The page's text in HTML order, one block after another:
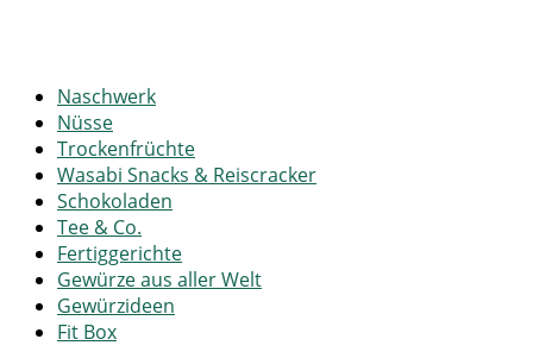
Naschwerk
Nüsse
Trockenfrüchte
Wasabi Snacks & Reiscracker
Schokoladen
Tee & Co.
Fertiggerichte
Gewürze aus aller Welt
Gewürzideen
Fit Box